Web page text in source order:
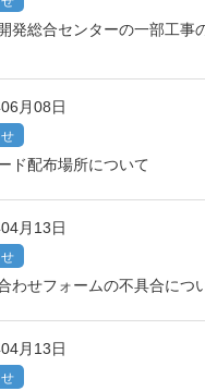
発総合センターの一部工事
月08日
ド配布場所について
月13日
わせフォームの不具合につ
月13日